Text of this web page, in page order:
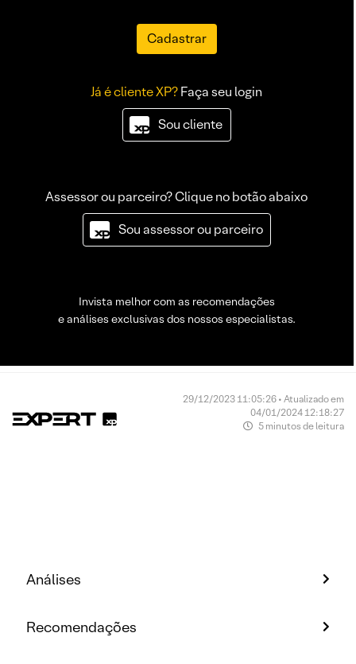
Cadastrar
Já é cliente XP?Faça seu login
Sou cliente
Assessor ou parceiro? Clique no botão abaixo
Sou assessor ou parceiro
Invista melhor com as recomendações
e análises exclusivas dos nossos especialistas.
29/12/2023 11:05:26 • Atualizado em
04/01/2024 12:18:27
5 minutos de leitura
Análises
Recomendações